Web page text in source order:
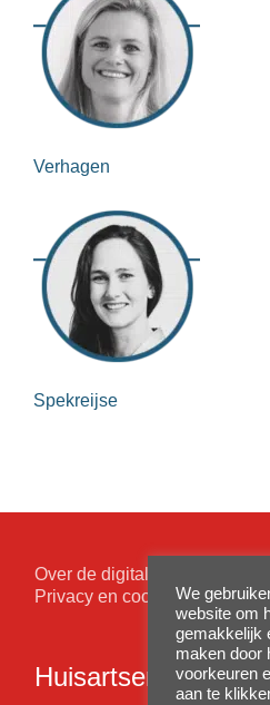
Verhagen
Spekreijse
Over de digitale
Privacy en cookiewetgeving
Huisartsenpraktijk
We
website om
gemakkelijk
maken door
voorkeuren
aan te